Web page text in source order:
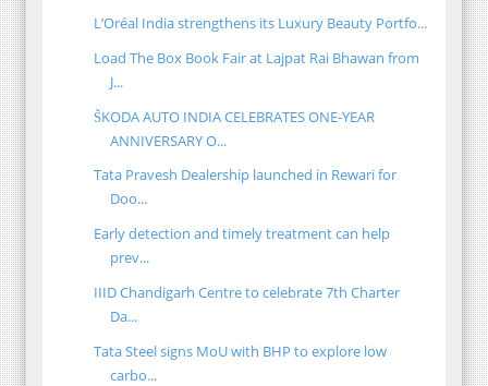
L’Oréal India strengthens its Luxury Beauty Portfo...
Load The Box Book Fair at Lajpat Rai Bhawan from
J...
ŠKODA AUTO INDIA CELEBRATES ONE-YEAR
ANNIVERSARY O...
Tata Pravesh Dealership launched in Rewari for
Doo...
Early detection and timely treatment can help
prev...
IIID Chandigarh Centre to celebrate 7th Charter
Da...
Tata Steel signs MoU with BHP to explore low
carbo...